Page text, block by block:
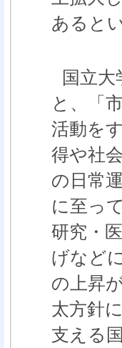
あると
国立
と、「
活動を
得や社
の日常
に至っ
研究・
げなど
の上昇
太方針
支える